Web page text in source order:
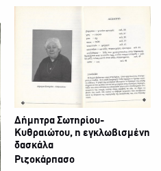
Δήμητρα Σωτηρίου-
Κυθραιώτου, η εγκλωβισμένη
δασκάλα
Ριζοκάρπασο